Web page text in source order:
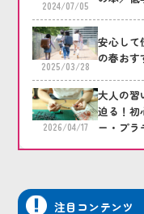
2024/07/05
2025/03/28
安心して
の春おす
2026/04/17
大人の習
迫る！初
ー・プラ
注目コンテンツ